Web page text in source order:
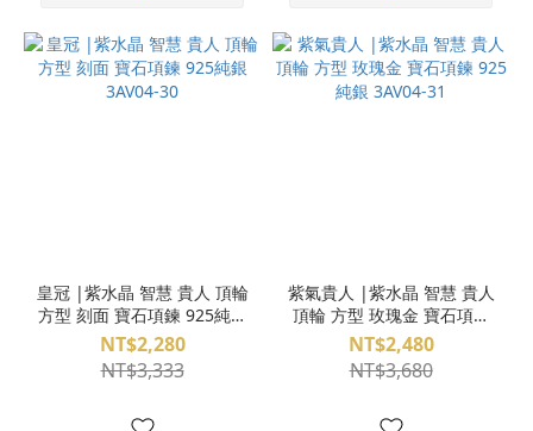
皇冠 |紫水晶 智慧 貴人 頂輪
方型 刻面 寶石項鍊 925純銀
3AV04-30
NT$2,280
NT$3,333
紫氣貴人 |紫水晶 智慧 貴人
頂輪 方型 玫瑰金 寶石項鍊
925純銀 3AV04-31
NT$2,480
NT$3,680